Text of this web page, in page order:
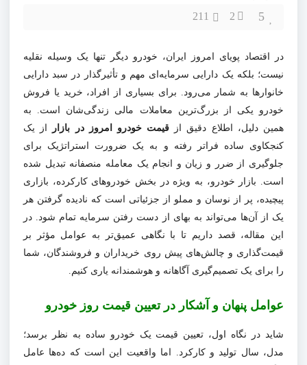
5
2
211
در اقتصاد پویای امروز ایران، خودرو دیگر تنها یک وسیله نقلیه
نیست؛ بلکه یک دارایی سرمایه‌ای مهم و تأثیرگذار در سبد دارایی
خانوارها به شمار می‌رود. برای بسیاری از افراد، خرید یا فروش
خودرو یکی از بزرگ‌ترین معاملات مالی زندگی‌شان است. به
همین دلیل، اطلاع دقیق از قیمت خودرو امروز در بازار
از یک
کنجکاوی ساده فراتر رفته و به یک ضرورت استراتژیک برای
جلوگیری از ضرر و زیان و انجام یک معامله منصفانه تبدیل شده
است. بازار خودرو، به ویژه در بخش خودروهای کارکرده، بازاری
پیچیده، پر از نوسان و مملو از جزئیاتی است که نادیده گرفتن هر
یک از آن‌ها می‌تواند به بهای از دست رفتن سرمایه تمام شود. در
این مقاله، قصد داریم تا با نگاهی عمیق‌تر به عوامل مؤثر بر
قیمت‌گذاری و چالش‌های پیش روی خریداران و فروشندگان، شما
را برای یک تصمیم‌گیری آگاهانه و هوشمندانه یاری کنیم.
عوامل پنهان و آشکار در تعیین قیمت روز خودرو
شاید در نگاه اول، تعیین قیمت یک خودرو ساده به نظر برسد؛
مدل، سال تولید و کارکرد. اما واقعیت این است که ده‌ها عامل